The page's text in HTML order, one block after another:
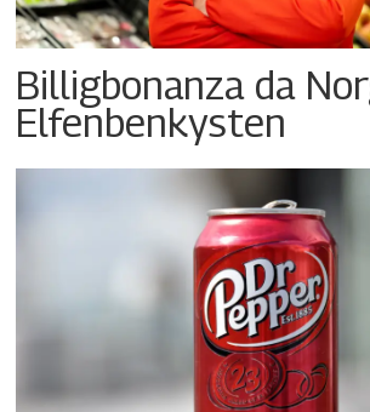
Billigbonanza da
Elfenbenkysten